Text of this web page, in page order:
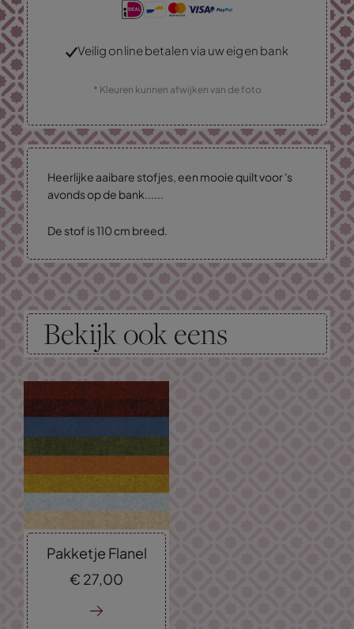
Veilig online betalen via uw eigen bank
* Kleuren kunnen afwijken van de foto
Heerlijke aaibare stofjes, een mooie quilt voor 's
avonds op de bank......
De stof is 110 cm breed.
Bekijk ook eens
Pakketje Flanel
€ 27,00